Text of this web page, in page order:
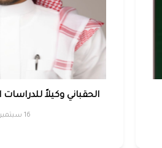
الحقباني وكيلاً
16 سبتمبر 2025